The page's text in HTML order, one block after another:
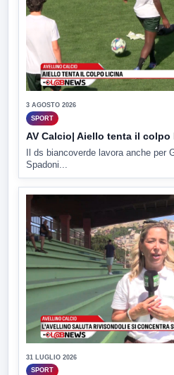
3 AGOSTO 2026
SPORT
AV Calcio| Aiello tenta il colpo
Il ds biancoverde lavora anche per
Spadoni...
31 LUGLIO 2026
SPORT